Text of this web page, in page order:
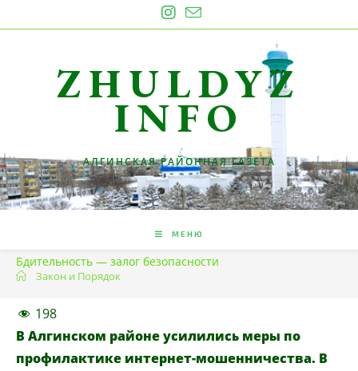
к
ZHULDYZ
INFO
АЛГИНСКАЯ РАЙОННАЯ ГАЗЕТА
МЕНЮ
Бдительность — залог безопасности
Закон и Порядок
198
В Алгинском районе усилились меры по
профилактике интернет-мошенничества. В